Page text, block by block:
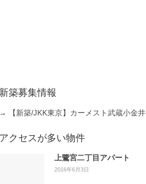
新築募集情報
→ 【新築/JKK東京】カーメスト武蔵小金井
アクセスが多い物件
上鷺宮二丁目アパート
2016年6月3日